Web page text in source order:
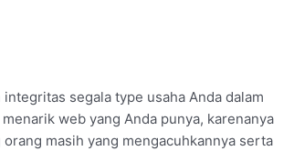
segala type usaha Anda dalam
web yang Anda punya, karenanya
masih yang mengacuhkannya serta